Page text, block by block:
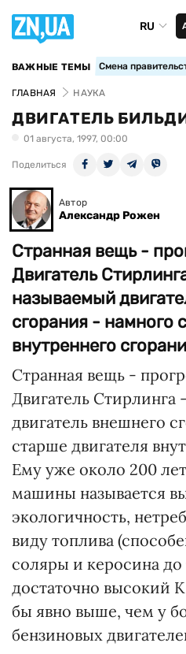
RU
ВАЖНЫЕ ТЕМЫ Смена
ГЛАВНАЯ НАУКА
ДВИГАТЕЛЬ
01 августа, 1997, 00:00
Поделиться
Автор
Александр Рожен
Странная вещь -
Двигатель
называемый
сгорания - намного
внутреннего
Странная вещь -
Двигатель Стирлинга
двигатель внешнего
старше двигателя
Ему уже около 200
машины называется
экологичность,
виду топлива
соляры и керосина до
достаточно высокий
бы явно выше, чем у
бензиновых